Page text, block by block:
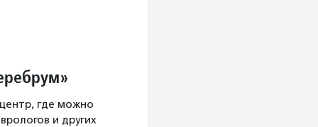
где можно
и других